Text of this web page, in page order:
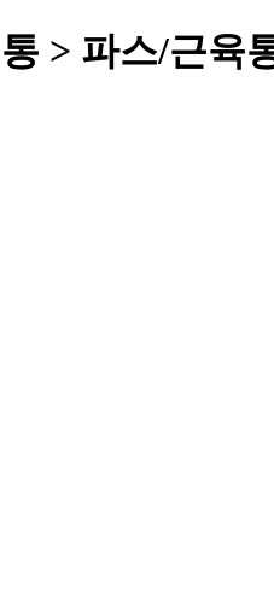
> 파스/근육